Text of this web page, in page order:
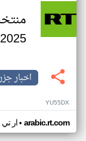
2025 من دور المجموعات
اخبار
YU55DX
ار• arabic.rt.com